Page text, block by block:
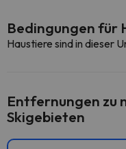
Bedingungen für
Haustiere sind in dieser
Entfernungen zu
Skigebieten